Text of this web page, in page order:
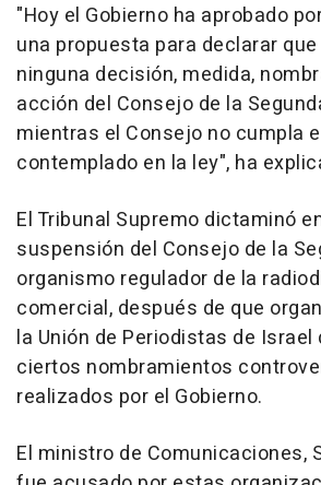
"Hoy el Gobierno ha aprobado
una propuesta para declarar
ninguna decisión, medida,
acción del Consejo de la
mientras el Consejo no cumpla
contemplado en la ley", ha
El Tribunal Supremo dictaminó
suspensión del Consejo de la
organismo regulador de la
comercial, después de que
la Unión de Periodistas de Israel
ciertos nombramientos
realizados por el Gobierno.
El ministro de Comunicaciones,